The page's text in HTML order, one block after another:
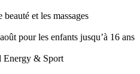
et les massages
pour les enfants jusqu’à 16 ans
Energy & Sport